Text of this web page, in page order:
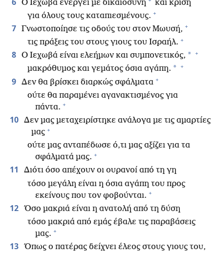
Ο Ιεχωβά ενεργεί με δικαιοσύνη
και κρίση
για όλους τους καταπιεσμένους. +
7 Γνωστοποίησε τις οδούς του στον Μωυσή, +
τις πράξεις του στους γιους του Ισραήλ. +
8 Ο Ιεχωβά είναι ελεήμων και συμπονετικός, * +
μακρόθυμος και γεμάτος όσια αγάπη. * +
9 Δεν θα βρίσκει διαρκώς σφάλματα +
ούτε θα παραμένει αγανακτισμένος για
πάντα. +
10 Δεν μας μεταχειρίστηκε ανάλογα με τις αμαρτίες
μας +
ούτε μας ανταπέδωσε ό,τι μας αξίζει για τα
σφάλματά μας. +
11
Διότι όσο απέχουν οι ουρανοί από τη γη
τόσο μεγάλη είναι η όσια αγάπη του προς
εκείνους που τον φοβούνται. +
12 Όσο μακριά είναι η ανατολή από τη δύση
τόσο μακριά από εμάς έβαλε τις παραβάσεις
μας. +
13 Όπως ο πατέρας δείχνει έλεος στους γιους του,